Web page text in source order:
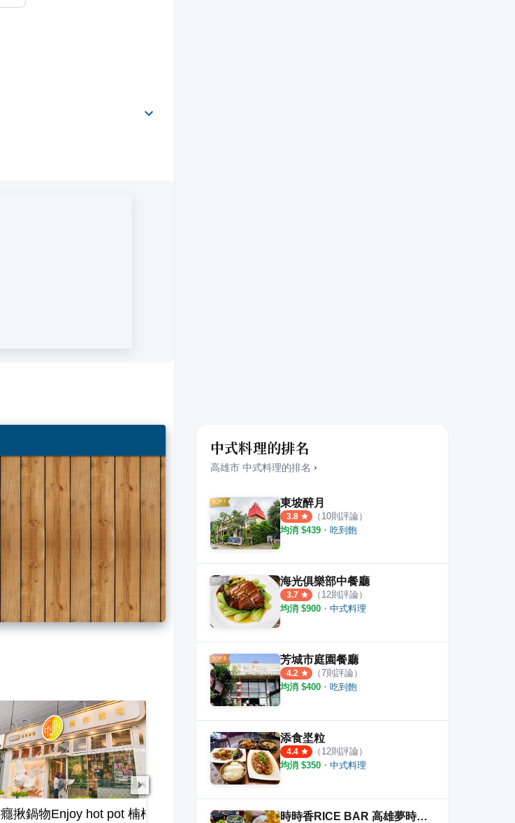
癮揪鍋物Enjoy hot pot 楠梓大學東店海洋微光. 音樂Bar. 求婚餐廳 金三益 楠梓店
中式料理的排名
高雄市 中式料理的排名 ›
東坡醉月
3.8 （ 10則評論）
均消 $439 ・ 吃到飽
海光俱樂部中餐廳
3.7 （ 12則評論）
均消 $900 ・ 中式料理
芳城市庭園餐廳
4.2 （7則評論）
均消 $400 ・ 吃到飽
添食埊粒
4.4 （ 12則評論）
均消 $350 ・ 中式料理
時時香RICE BAR 高雄夢時代店